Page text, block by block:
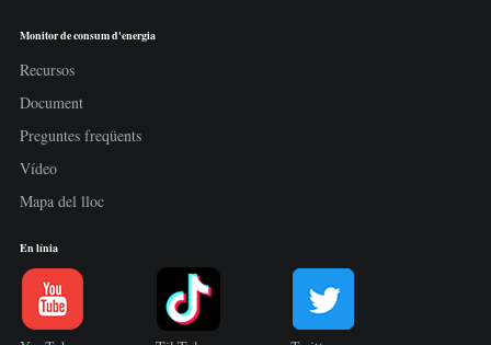
Monitor de consum d'energia
Recursos
Document
Preguntes freqüents
Vídeo
Mapa del lloc
En línia